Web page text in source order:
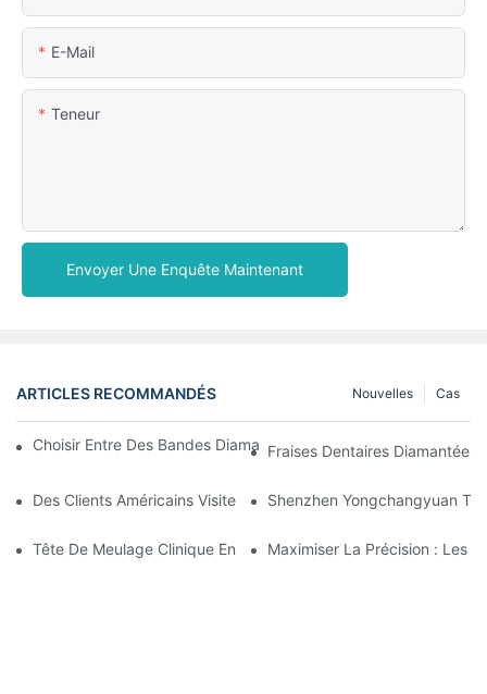
E-Mail
Teneur
Envoyer Une Enquête Maintenant
ARTICLES RECOMMANDÉS Cas
Nouvelles
Choisir Entre Des Bandes Diamantées Simple Face Et Double
Fraises Dentaires Diamantées
Des Clients Américains Visitent Et Font L'éloge Des Produits De
Shenzhen Yongchangyuan
Tête De Meulage Clinique En SiliconeMaximiser La Précision : Les